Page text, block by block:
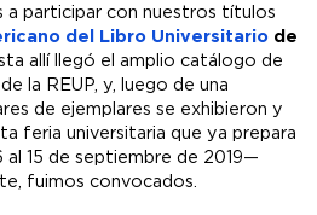
a participar con nuestros títulos
del Libro Universitario de
allí llegó el amplio catálogo de
la REUP, y, luego de una
de ejemplares se exhibieron y
feria universitaria que ya prepara
al 15 de septiembre de 2019—
fuimos convocados.